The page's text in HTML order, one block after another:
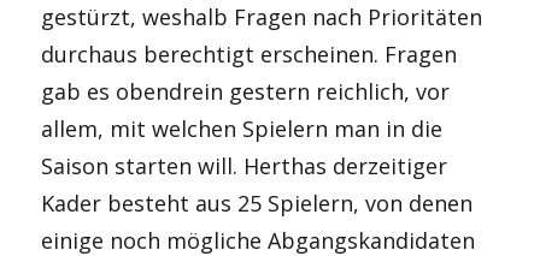
gestürzt, weshalb Fragen nach Prioritäten
durchaus berechtigt erscheinen. Fragen
gab es obendrein gestern reichlich, vor
allem, mit welchen Spielern man in die
Saison starten will. Herthas derzeitiger
Kader besteht aus 25 Spielern, von denen
einige noch mögliche Abgangskandidaten